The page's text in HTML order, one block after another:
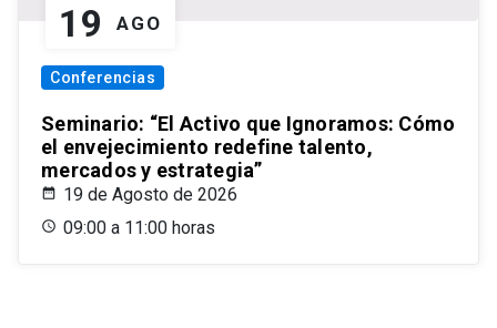
19 AGO
Conferencias
Seminario: “El Activo que Ignoramos: Cómo
el envejecimiento redefine talento,
mercados y estrategia”
19 de Agosto de 2026
09:00 a 11:00 horas